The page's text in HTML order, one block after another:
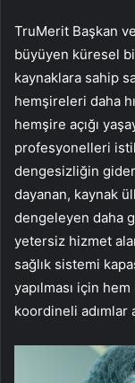
TruMerit Başkan
büyüyen küresel
kaynaklara sahip
hemşireleri daha
hemşire açığı
profesyonelleri
dengesizliğin
dayanan, kaynak
dengeleyen daha
yetersiz hizmet
sağlık sistemi
yapılması için
koordineli adımlar